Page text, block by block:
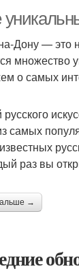
Дону — это
множество
о самых
самых
раз вы
→